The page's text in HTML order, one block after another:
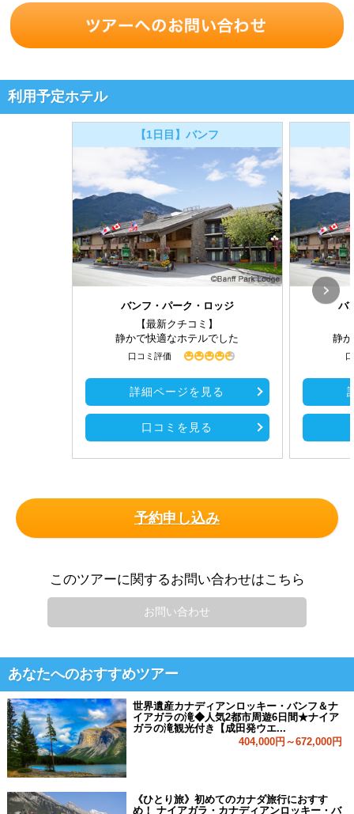
利用予定ホテル
【1日目】バンフ
バンフ・パーク・ロッジ
【最新クチコミ】
静かで快適なホテルでした
口コミ評価
詳細ページを見る
口コミを見る
バ
静
予約申し込み
このツアーに関するお問い合わせはこちら
お問い合わせ
あなたへのおすすめツアー
世界遺産カナディアンロッキー・バンフ＆ナ
イアガラの滝◆人気2都市周遊6日間★ナイア
ガラの滝観光付き【成田発ウエ...
404,000円～672,000円
《ひとり旅》初めてのカナダ旅行におすす
め！ ナイアガラ・カナディアンロッキー・バ